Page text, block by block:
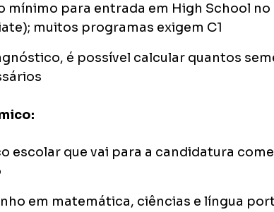
mínimo para entrada em High School
muitos programas exigem C1
é possível calcular quantos
escolar que vai para a candidatura
em matemática, ciências e língua